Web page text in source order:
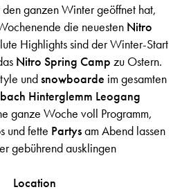
ganzen Winter geöffnet hat,
die neuesten Nitro
Highlights sind der Winter-Start
Nitro Spring Camp zu Ostern.
undsnowboarde im gesamten
Hinterglemm Leogang
ganze Woche voll Programm,
und fette Partysam Abend lassen
gebührend ausklingen
Location